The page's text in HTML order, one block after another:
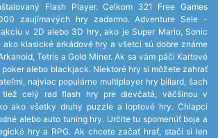
Flash Player. Celkom 321 Free Games
zaujímavých hry zadarmo. Adventure Sele -
v 2D alebo 3D hry, ako je Super Mario, Sonic
ako klasické arkádové hry a všetci sú dobre známe
Tetris a Gold Miner. Ak sa vám páči Kartové
alebo blackjack. Niektoré hry si môžete zahrať
najviac populárne multiplayer hry biliard, šach
tiež celý rad flash hry pre dievčatá, väčšinou v
ako všetky druhy puzzle a loptové hry. Chlapci
alebo auto tuning hry. Určite tu spomenúť boja a
hry a RPG. Ak chcete začať hrať, stačí si len